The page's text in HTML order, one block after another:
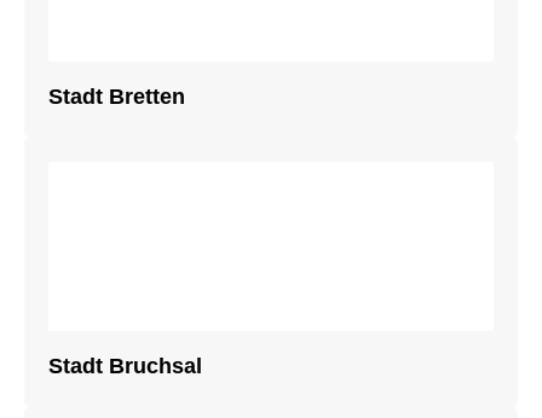
Stadt Bretten
Stadt Bruchsal